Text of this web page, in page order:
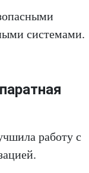
системами.
работу с